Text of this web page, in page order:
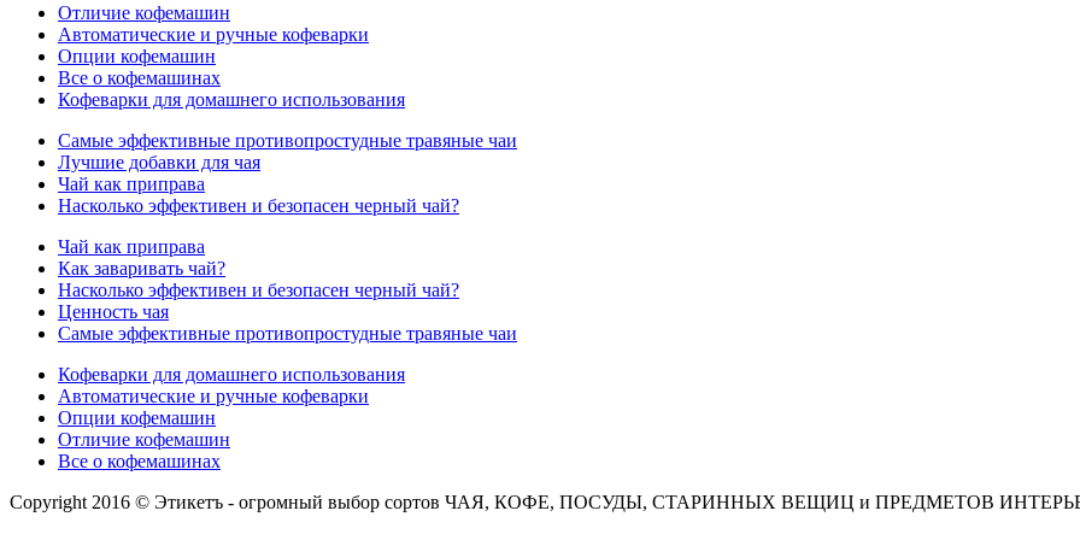
Отличие кофемашин
Автоматические и ручные кофеварки
Опции кофемашин
Все о кофемашинах
Кофеварки для домашнего использования
Самые эффективные противопростудные травяные чаи
Лучшие добавки для чая
Чай как приправа
Насколько эффективен и безопасен черный чай?
Чай как приправа
Как заваривать чай?
Насколько эффективен и безопасен черный чай?
Ценность чая
Самые эффективные противопростудные травяные чаи
Кофеварки для домашнего использования
Автоматические и ручные кофеварки
Опции кофемашин
Отличие кофемашин
Все о кофемашинах
Copyright 2016 © Этикетъ - огромный выбор сортов ЧАЯ, КОФЕ, ПОСУДЫ, СТАРИННЫХ ВЕЩИЦ и ПРЕДМЕТОВ